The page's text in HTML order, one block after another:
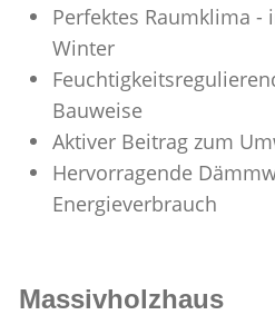
Perfektes Raumklima
Winter
Bauweise
Aktiver Beitrag zum
Hervorragende
Energieverbrauch
Massivholzhaus